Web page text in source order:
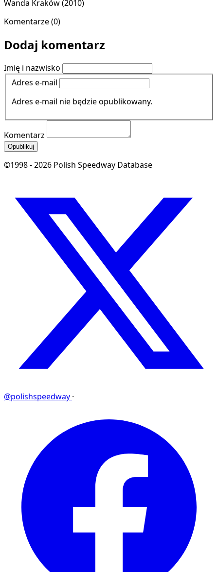
Wanda Kraków(2010)
Komentarze (0)
Dodaj komentarz
Imię i nazwisko
Adres e-mail
Adres e-mail nie będzie opublikowany.
Komentarz
Opublikuj
©1998 - 2026 Polish Speedway Database
@polishspeedway ·